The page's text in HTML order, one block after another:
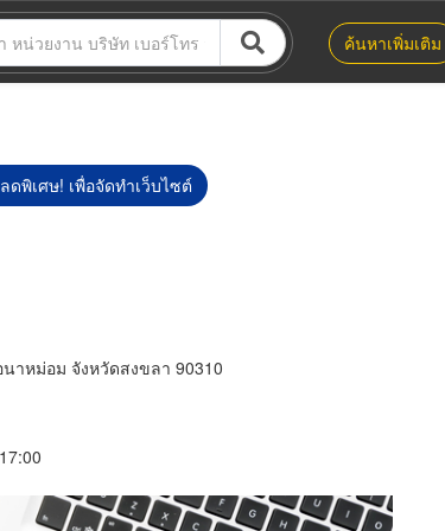
ค้นหาเพิ่มเติม
พิเศษ! เพื่อจัดทำเว็บไซต์
าหม่อม จังหวัดสงขลา 90310